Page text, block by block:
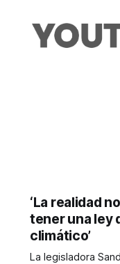
‘La realidad
tener una ley
climático’
La legisladora